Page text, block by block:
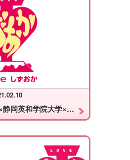
2020年度 静岡大学×静岡英和学院大学×I Love しずおか協議会 合同成果発表会